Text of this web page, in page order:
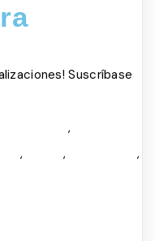
Suscríbase
,
, , ,